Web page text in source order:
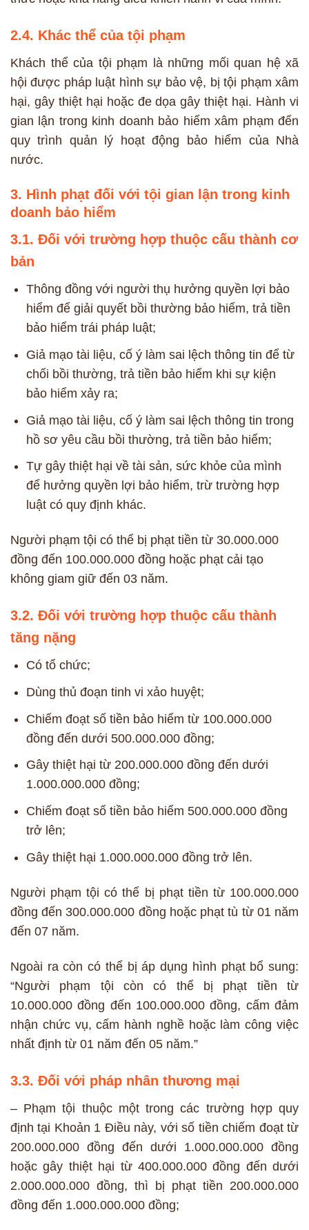
2.4. Khác thể của tội phạm
Khách thể của tội phạm là những mối quan hệ xã
hội được pháp luật hình sự bảo vệ, bị tội phạm xâm
hại, gây thiệt hại hoặc đe dọa gây thiệt hại. Hành vi
gian lận trong kinh doanh bảo hiểm xâm phạm đến
quy trình quản lý hoạt động bảo hiểm của Nhà
nước.
3. Hình phạt đối với tội gian lận trong kinh
doanh bảo hiểm
3.1. Đối với trường hợp thuộc cấu thành cơ
bản
Thông đồng với người thụ hưởng quyền lợi bảo
hiểm để giải quyết bồi thường bảo hiểm, trả tiền
bảo hiểm trái pháp luật;
Giả mạo tài liệu, cố ý làm sai lệch thông tin để từ
chối bồi thường, trả tiền bảo hiểm khi sự kiện
bảo hiểm xảy ra;
Giả mạo tài liệu, cố ý làm sai lệch thông tin trong
hồ sơ yêu cầu bồi thường, trả tiền bảo hiểm;
Tự gây thiệt hại về tài sản, sức khỏe của mình
để hưởng quyền lợi bảo hiểm, trừ trường hợp
luật có quy định khác.
Người phạm tội có thể bị phạt tiền từ 30.000.000
đồng đến 100.000.000 đồng hoặc phạt cải tạo
không giam giữ đến 03 năm.
3.2. Đối với trường hợp thuộc cấu thành
tăng nặng
Có tổ chức;
Dùng thủ đoạn tinh vi xảo huyệt;
Chiếm đoạt số tiền bảo hiểm từ 100.000.000
đồng đến dưới 500.000.000 đồng;
Gây thiệt hại từ 200.000.000 đồng đến dưới
1.000.000.000 đồng;
Chiếm đoạt số tiền bảo hiểm 500.000.000 đồng
trở lên;
Gây thiệt hại 1.000.000.000 đồng trở lên.
Người phạm tội có thể bị phạt tiền từ 100.000.000
đồng đến 300.000.000 đồng hoặc phạt tù từ 01 năm
đến 07 năm.
Ngoài ra còn có thể bị áp dụng hình phạt bổ sung:
“Người phạm tội còn có thể bị phạt tiền từ
10.000.000 đồng đến 100.000.000 đồng, cấm đảm
nhận chức vụ, cấm hành nghề hoặc làm công việc
nhất định từ 01 năm đến 05 năm.”
3.3. Đối với pháp nhân thương mại
– Phạm tội thuộc một trong các trường hợp quy
định tại Khoản 1 Điều này, với số tiền chiếm đoạt từ
200.000.000 đồng đến dưới 1.000.000.000 đồng
hoặc gây thiệt hại từ 400.000.000 đồng đến dưới
2.000.000.000 đồng, thì bị phạt tiền 200.000.000
đồng đến 1.000.000.000 đồng;